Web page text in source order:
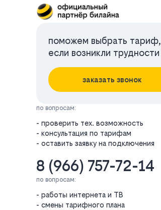
поможем выбрать тариф,
если возникли трудности
заказать звонок
по вопросам:
- проверить тех. возможность
- консультация по тарифам
- оставить заявку на подключения
8 (966) 757-72-14
по вопросам:
- работы интернета и ТВ
- смены тарифного плана